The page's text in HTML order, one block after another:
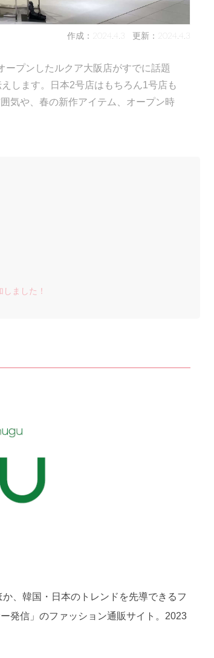
作成：2024.4.3 更新：2024.4.3
プンしたルクア大阪店がすでに話題
します。日本2号店はもちろん1号店も
気や、春の新作アイテム、オープン時
ました！
、韓国・日本のトレンドを先導できるフ
発信」のファッション通販サイト。2023